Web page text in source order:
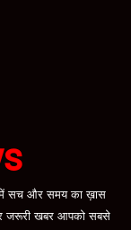
सच और समय का ख़ास
जरूरी खबर आपको सबसे